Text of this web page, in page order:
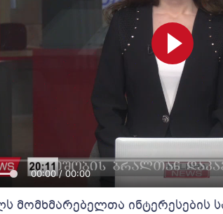
00:00 / 00:00
მომხმარებელთა ინტერესების